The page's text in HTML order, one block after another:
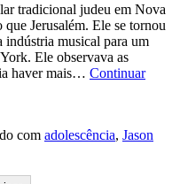
tradicional judeu em Nova
Jerusalém. Ele se tornou
indústria musical para um
Ele observava as
haver mais… Continuar
com adolescência, Jason